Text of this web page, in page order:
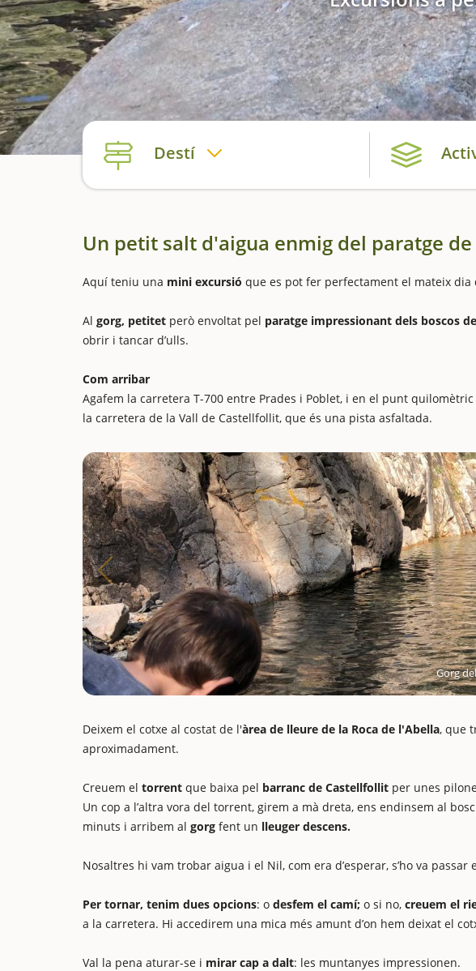
Destí
Un petit salt d'aigua enmig del paratge
Aquí teniu una mini excursió que es pot fer perfectament el mateix dia
Al gorg, petitet però envoltat pel paratge impressionant dels boscos
obrir i tancar d’ulls.
Com arribar
Agafem la carretera T-700 entre Prades i Poblet, i en el punt
la carretera de la Vall de Castellfollit, que és una pista asfaltada.
Gorg
Deixem el cotxe al costat de l'àrea de lleure de la Roca de l'Abella, que
aproximadament.
Creuem el torrent que baixa pel barranc de Castellfollit per unes
Un cop a l’altra vora del torrent, girem a mà dreta, ens endinsem al
minuts i arribem al gorg fent un lleuger descens.
Nosaltres hi vam trobar aigua i el Nil, com era d’esperar, s’ho va
Per tornar, tenim dues opcions: o desfem el camí; o si no, creuem el
a la carretera. Hi accedirem una mica més amunt d’on hem deixat el
Val la pena aturar-se i mirar cap a dalt: les muntanyes impressionen.